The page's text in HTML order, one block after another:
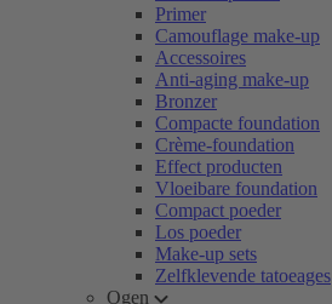
Primer
Camouflage make-up
Accessoires
Anti-aging make-up
Bronzer
Compacte foundation
Crème-foundation
Effect producten
Vloeibare foundation
Compact poeder
Los poeder
Make-up sets
Zelfklevende tatoeages
Ogen